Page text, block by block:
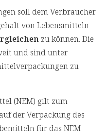
soll dem Verbraucher
von Lebensmitteln
zu können. Die
und sind unter
zu
(NEM) gilt zum
der Verpackung des
für das NEM